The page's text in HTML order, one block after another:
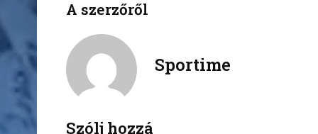
f
b
A szerzőről
Sportime
Szólj hozzá